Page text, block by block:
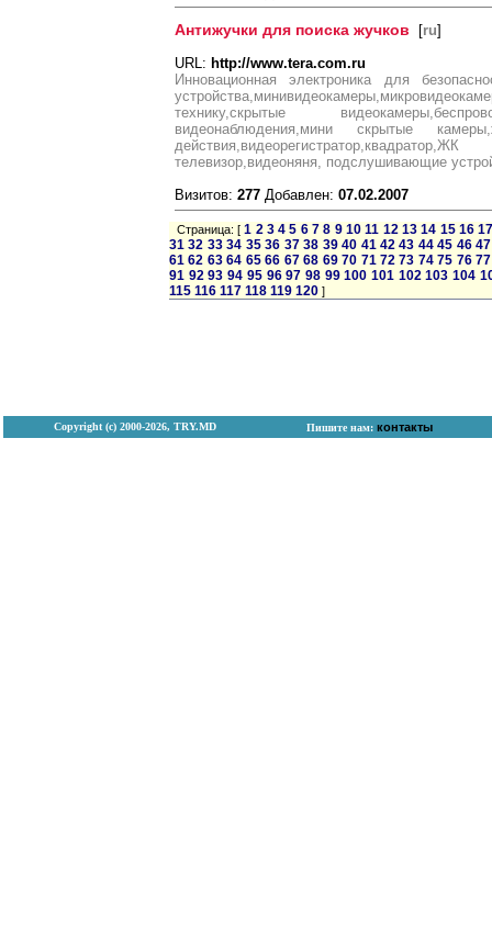
Антижучки для поиска жучков [ru]
URL: http://www.tera.com.ru
Инновационная электроника для
технику,скрытые
видеонаблюдения,мини скрытые
телевизор,видеоняня, подслушивающие
Визитов: 277 Добавлен: 07.02.2007
Страница: [1 2 3 4 5 6 7 8 9 10 11 12 13 14 15 16
31 32 33 34 35 36 37 38 39 40 41 42 43 44 45 46 47
61 62 63 64 65 66 67 68 69 70 71 72 73 74 75 76 77
91 92 93 94 95 96 97 98 99 100 101 102 103 104
115 116 117 118 119 120 ]
Copyright (с) 2000-2026, TRY.MD Пишите нам: контакты